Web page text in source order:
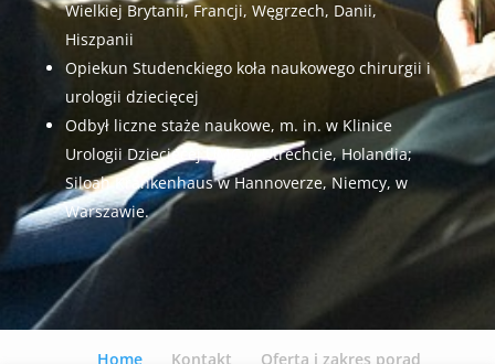
Wielkiej Brytanii, Francji, Węgrzech, Danii,
Hiszpanii
Opiekun Studenckiego koła naukowego chirurgii i
urologii dziecięcej
Odbył liczne staże naukowe, m. in. w Klinice
Urologii Dziecięcej UMC w Utrechcie, Holandia;
Siloah Krankenhaus w Hannoverze, Niemcy, w
Warszawie.
Home Kontakt Oferta i zakres porad